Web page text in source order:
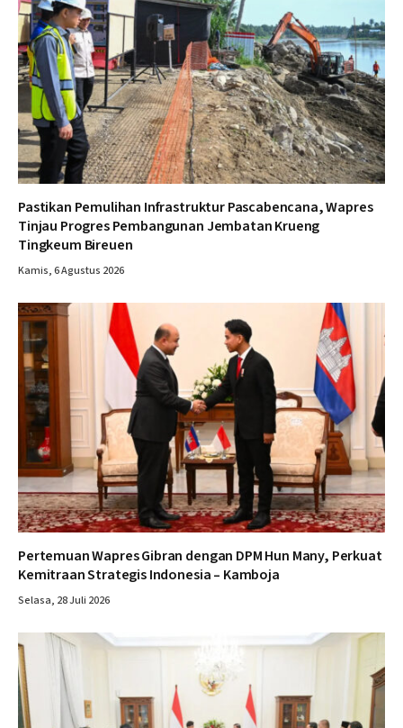
Pastikan Pemulihan Infrastruktur Pascabencana, Wapres
Tinjau Progres Pembangunan Jembatan Krueng
Tingkeum Bireuen
Kamis, 6 Agustus 2026
Pertemuan Wapres Gibran dengan DPM Hun Many, Perkuat
Kemitraan Strategis Indonesia – Kamboja
Selasa, 28 Juli 2026